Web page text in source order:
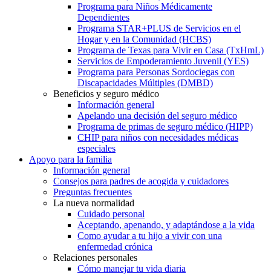
Programa para Niños Médicamente
Dependientes
Programa STAR+PLUS de Servicios en el
Hogar y en la Comunidad (HCBS)
Programa de Texas para Vivir en Casa (TxHmL)
Servicios de Empoderamiento Juvenil (YES)
Programa para Personas Sordociegas con
Discapacidades Múltiples (DMBD)
Beneficios y seguro médico
Información general
Apelando una decisión del seguro médico
Programa de primas de seguro médico (HIPP)
CHIP para niños con necesidades médicas
especiales
Apoyo para la familia
Información general
Consejos para padres de acogida y cuidadores
Preguntas frecuentes
La nueva normalidad
Cuidado personal
Aceptando, apenando, y adaptándose a la vida
Como ayudar a tu hijo a vivir con una
enfermedad crónica
Relaciones personales
Cómo manejar tu vida diaria